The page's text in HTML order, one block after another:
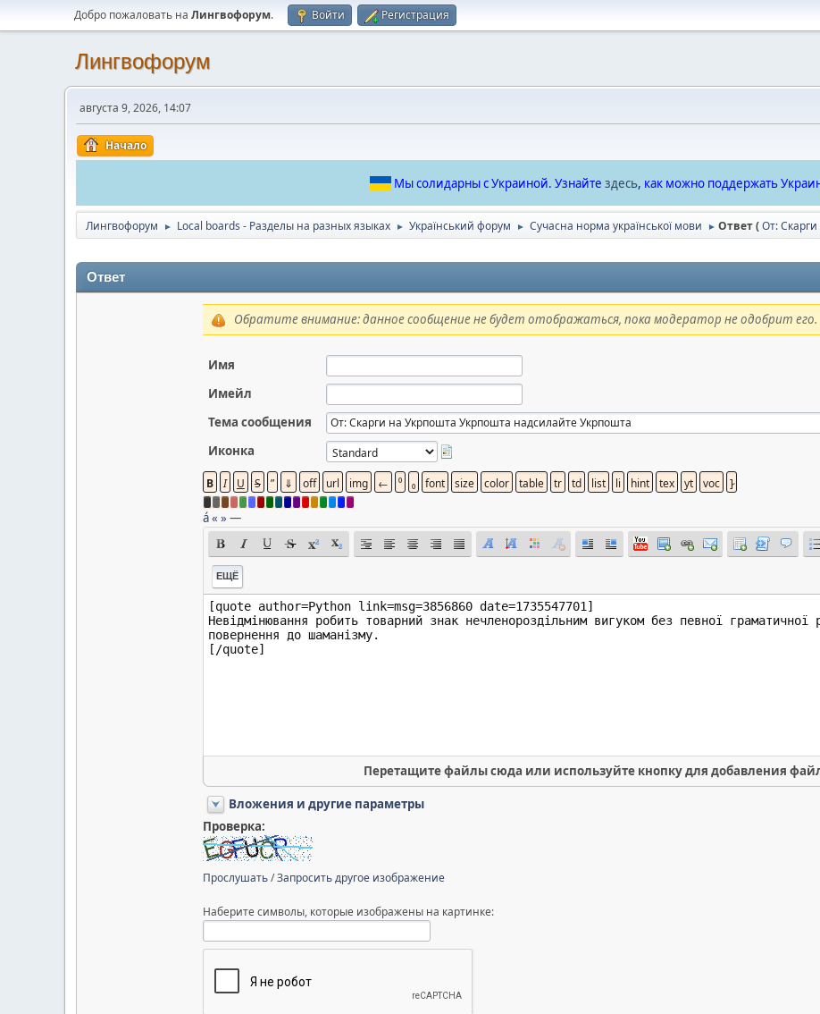
Добро пожаловать на Лингвофорум. Войти Регистрация
Лингвофорум
августа 9, 2026, 14:07
Начало
Мы солидарны с Украиной. Узнайте здесь, как можно поддержать
Лингвофорум ► Local boards - Разделы на разных языках ► Український форум ► Сучасна норма української мови ► Ответ (От:
Ответ
Обратите внимание: данное сообщение не будет отображаться, пока модератор не одобрит его.
Имя
Имейл
Тема сообщения
Иконка
á« »—
ЕЩЁ
Перетащите файлы сюда или используйте кнопку для добавления
Вложения и другие параметры
Проверка:
Прослушать/Запросить другое изображение
Наберите символы, которые изображены на картинке: